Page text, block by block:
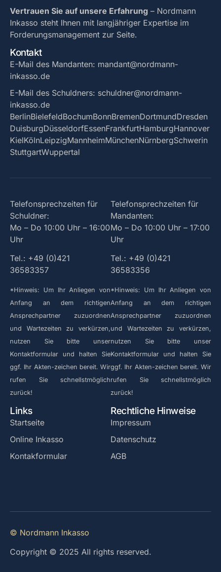
Vertrauen Sie auf unsere Erfahrung – Nordmann
Inkasso steht Ihnen mit langjähriger Expertise im
Forderungsmanagement zur Seite.
Kontakt
E-Mail des Mandanten: mandant@nordmann-
inkasso.de
E-Mail des Schuldners: schuldner@nordmann-
inkasso.de
BerlinBielefeldBochumBonnBremenDortmundDresden
DuisburgDüsseldorfEssenFrankfurtHamburgHannover
KielKölnLeipzigMannheimMünchenNürnbergSchwerin
StuttgartWuppertal
Telefonsprechzeiten für
Schuldner:
Mo – Do 10:00 Uhr – 16:00
Uhr
Tel.: +49 (0)421
36583357
*Hinweis: Um Ihr Anliegen von
Anfang an dem richtigen
Ansprechpartner zuzuordnen
und Wartezeiten zu verkürzen,
nutzen Sie bitte unser
Kontaktformular und halten Sie
ggf. Ihr Akten-zeichen bereit. Wir
rufen Sie schnellstmöglich
zurück!
Telefonsprechzeiten für
Mandanten:
Mo – Do 10:00 Uhr – 17:00
Uhr
Tel.: +49 (0)421
36583356
*Hinweis: Um Ihr Anliegen von
Anfang an dem richtigen
Ansprechpartner zuzuordnen
und Wartezeiten zu verkürzen,
nutzen Sie bitte unser
Kontaktformular und halten Sie
ggf. Ihr Akten-zeichen bereit. Wir
rufen Sie schnellstmöglich
zurück!
Links
Startseite
Online Inkasso
Kontakformular
Rechtliche Hinweise
Impressum
Datenschutz
AGB
© Nordmann Inkasso
Copyright © 2025 All rights reserved.